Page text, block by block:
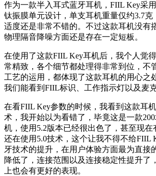
作为一款半入耳式蓝牙耳机，FIIL Key采
钛振膜单元设计，单支耳机重量仅约3.7克
适度还是非常不错的。不过这款耳机没有
物理隔音降噪方面还是存在一定短板。
在使用了这款FIIL Key耳机后，我个人觉
常精致，各个细节都处理得非常到位，不
工艺的运用，都体现了这款耳机的用心之
我们能看到FIIL标识、工作指示灯以及麦
在看FIIL Key参数的时候，我看到这款耳
术，我开始以为看错了，毕竟这是一款
机，使用5.2版本已经很出色了，甚至现在
还在使用5.0技术，这个让我不得不给FIIL
牙技术的提升，在用户体验方面最为直接
降低了，连接范围以及连接稳定性提升了
上也会有更好的表现。